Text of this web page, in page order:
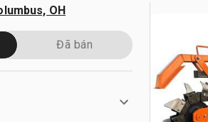
OH
Đã bán